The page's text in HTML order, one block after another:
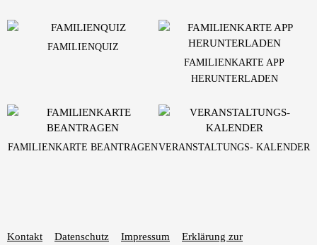
Kontakt Datenschutz Impressum Erklärung zur
FAMILIENQUIZ
FAMILIENKARTE APP
HERUNTERLADEN
FAMILIENKARTE BEANTRAGENVERANSTALTUNGS- KALENDER